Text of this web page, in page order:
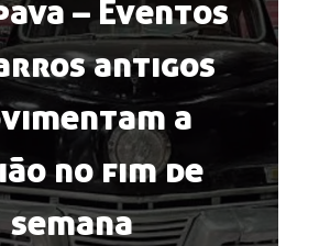
– Eventos
antigos
a
no fim de
semana